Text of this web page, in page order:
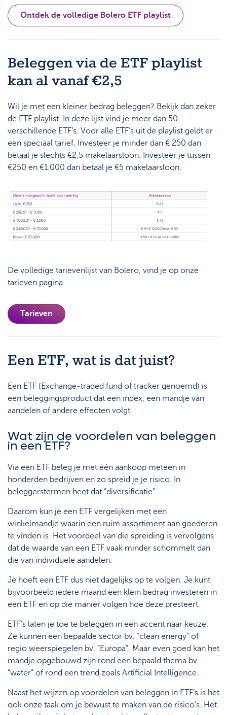
Ontdek de volledige Bolero ETF playlist
Beleggen via de ETF playlist
kan al vanaf €2,5
Wil je met een kleiner bedrag beleggen? Bekijk dan zeker
de ETF playlist. In deze lijst vind je meer dan 50
verschillende ETF’s. Voor alle ETF’s uit de playlist geldt er
een speciaal tarief. Investeer je minder dan € 250 dan
betaal je slechts €2,5 makelaarsloon. Investeer je tussen
€250 en €1.000 dan betaal je €5 makelaarsloon.
De volledige tarievenlijst van Bolero, vind je op onze
tarieven pagina.
Tarieven
Een ETF, wat is dat juist?
Een ETF (Exchange-traded fund of tracker genoemd) is
een beleggingsproduct dat een index, een mandje van
aandelen of andere effecten volgt.
Wat zijn de voordelen van beleggen
in een ETF?
Via een ETF beleg je met één aankoop meteen in
honderden bedrijven en zo spreid je je risico. In
beleggerstermen heet dat “diversificatie”.
Daarom kun je een ETF vergelijken met een
winkelmandje waarin een ruim assortiment aan goederen
te vinden is. Het voordeel van die spreiding is vervolgens
dat de waarde van een ETF vaak minder schommelt dan
die van individuele aandelen.
Je hoeft een ETF dus niet dagelijks op te volgen. Je kunt
bijvoorbeeld iedere maand een klein bedrag investeren in
een ETF en op die manier volgen hoe deze presteert.
ETF’s laten je toe te beleggen in een accent naar keuze.
Ze kunnen een bepaalde sector bv. “clean energy” of
regio weerspiegelen bv. “Europa”. Maar even goed kan het
mandje opgebouwd zijn rond een bepaald thema bv.
“water” of rond een trend zoals Artificial Intelligence.
Naast het wijzen op voordelen van beleggen in ETF’s is het
ook onze taak om je bewust te maken van de risico’s. Het